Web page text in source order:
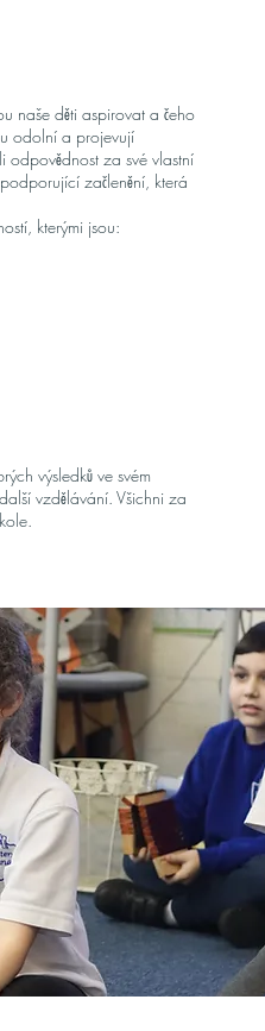
naše děti aspirovat a čeho
odolní a projevují
za své vlastní
začlenění, která
kterými jsou:
výsledků ve svém
vzdělávání. Všichni za